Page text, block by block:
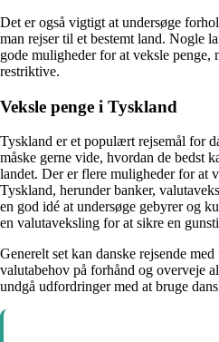
Det er også vigtigt at undersøge
man rejser til et bestemt land. Nogle
gode muligheder for at veksle penge,
restriktive.
Veksle penge i Tyskland
Tyskland er et populært rejsemål for
måske gerne vide, hvordan de bedst
landet. Der er flere muligheder for at
Tyskland, herunder banker,
en god idé at undersøge gebyrer og
en valutaveksling for at sikre en
Generelt set kan danske rejsende
valutabehov på forhånd og overveje
undgå udfordringer med at bruge